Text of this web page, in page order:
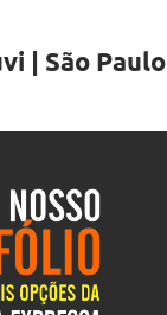
| São Paulo